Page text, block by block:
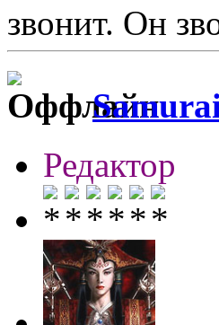
звонит. Он
Редактор